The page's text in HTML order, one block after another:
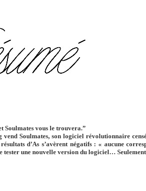
Soulmates vous le trouvera.”
vend Soulmates, son logiciel révolutionnaire
d’As s’avèrent négatifs : « aucune
une nouvelle version du logiciel… Seulement